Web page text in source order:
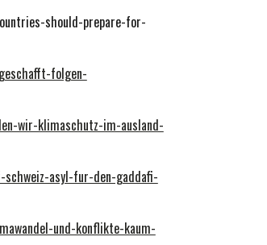
should-prepare-for-
folgen-
wir-klimaschutz-im-ausland-
schweiz-asyl-fur-den-gaddafi-
und-konflikte-kaum-